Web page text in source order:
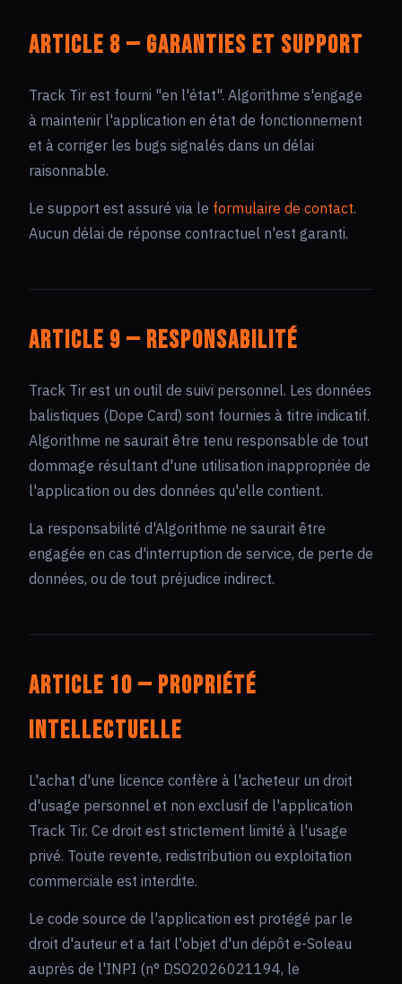
Article 8 — Garanties et support
Track Tir est fourni "en l'état". Algorithme s'engage
à maintenir l'application en état de fonctionnement
et à corriger les bugs signalés dans un délai
raisonnable.
Le support est assuré via le formulaire de contact.
Aucun délai de réponse contractuel n'est garanti.
Article 9 — Responsabilité
Track Tir est un outil de suivi personnel. Les données
balistiques (Dope Card) sont fournies à titre indicatif.
Algorithme ne saurait être tenu responsable de tout
dommage résultant d'une utilisation inappropriée de
l'application ou des données qu'elle contient.
La responsabilité d'Algorithme ne saurait être
engagée en cas d'interruption de service, de perte de
données, ou de tout préjudice indirect.
Article 10 — Propriété
intellectuelle
L'achat d'une licence confère à l'acheteur un droit
d'usage personnel et non exclusif de l'application
Track Tir. Ce droit est strictement limité à l'usage
privé. Toute revente, redistribution ou exploitation
commerciale est interdite.
Le code source de l'application est protégé par le
droit d'auteur et a fait l'objet d'un dépôt e-Soleau
auprès de l'INPI (n° DSO2026021194, le